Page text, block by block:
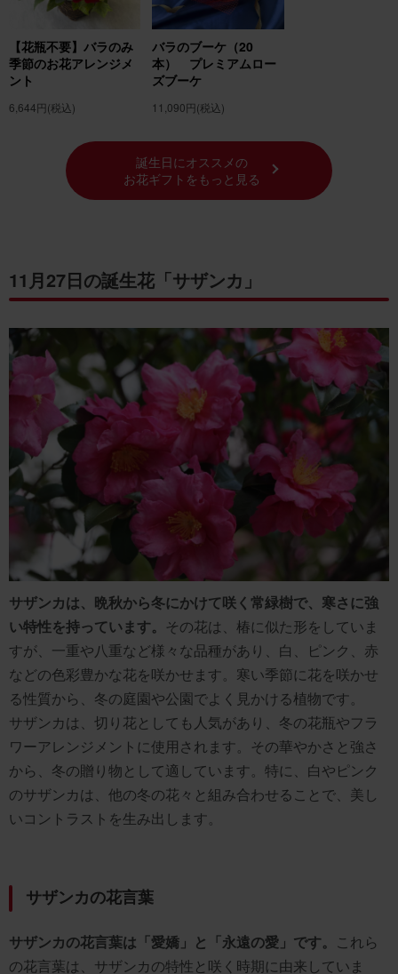
【花瓶不要】バラのみ
季節のお花アレンジメ
ント
6,644円(税込)
バラのブーケ（20
本） プレミアムロー
ズブーケ
11,090円(税込)
誕生日にオススメの
お花ギフトをもっと見る
11月27日の誕生花「サザンカ」
サザンカは、晩秋から冬にかけて咲く常緑樹で、寒さに強
い特性を持っています。 その花は、椿に似た形をしていま
すが、一重や八重など様々な品種があり、白、ピンク、赤
などの色彩豊かな花を咲かせます。寒い季節に花を咲かせ
る性質から、冬の庭園や公園でよく見かける植物です。
サザンカは、切り花としても人気があり、冬の花瓶やフラ
ワーアレンジメントに使用されます。その華やかさと強さ
から、冬の贈り物として適しています。特に、白やピンク
のサザンカは、他の冬の花々と組み合わせることで、美し
いコントラストを生み出します。
サザンカの花言葉
サザンカの花言葉は「愛嬌」と「永遠の愛」です。 これら
の花言葉は、サザンカの特性と咲く時期に由来していま